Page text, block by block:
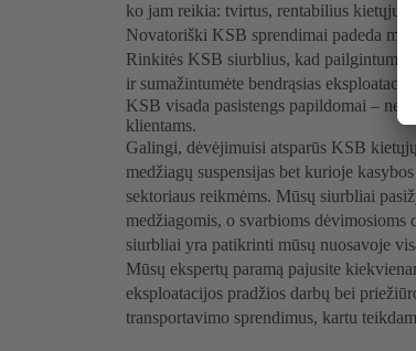
ko jam reikia: tvirtus, rentabilius kietųjų
Novatoriški KSB sprendimai padeda
Rinkitės KSB siurblius, kad
ir sumažintumėte bendrąsias
KSB visada pasistengs papildomai – ne
klientams.
Galingi, dėvėjimuisi atsparūs KSB
medžiagų suspensijas bet kurioje
sektoriaus reikmėms. Mūsų siurbliai
medžiagomis, o svarbioms dėvimosioms
siurbliai yra patikrinti mūsų nuosavoje
Mūsų ekspertų paramą pajusite
eksploatacijos pradžios darbų bei
transportavimo sprendimus, kartu